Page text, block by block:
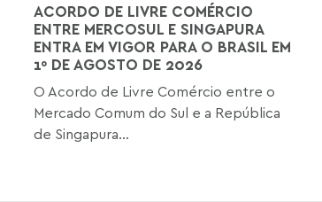
ACORDO DE LIVRE COMÉRCIO
ENTRE MERCOSUL E SINGAPURA
ENTRA EM VIGOR PARA O BRASIL EM
1º DE AGOSTO DE 2026
O Acordo de Livre Comércio entre o
Mercado Comum do Sul e a República
de Singapura...